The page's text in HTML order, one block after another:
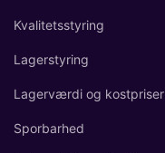
Kvalitetsstyring
Lagerstyring
Lagerværdi og kostpriser
Sporbarhed